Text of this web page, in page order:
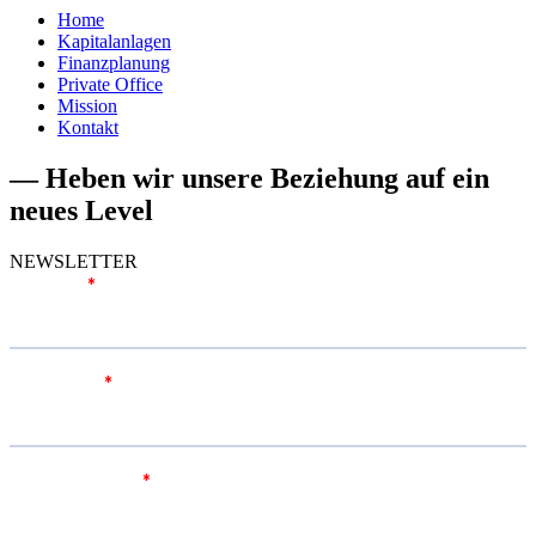
Home
Kapitalanlagen
Finanzplanung
Private Office
Mission
Kontakt
— Heben wir unsere Beziehung auf ein
neues Level
NEWSLETTER